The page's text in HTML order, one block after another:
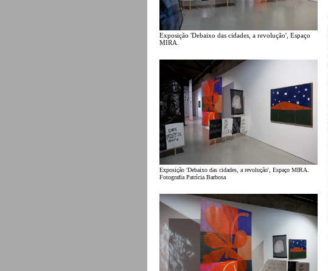
Exposição 'Debaixo das cidades, a revolução', Espaço
MIRA.
Exposição 'Debaixo das cidades, a revolução', Espaço MIRA.
Fotografia Patrícia Barbosa